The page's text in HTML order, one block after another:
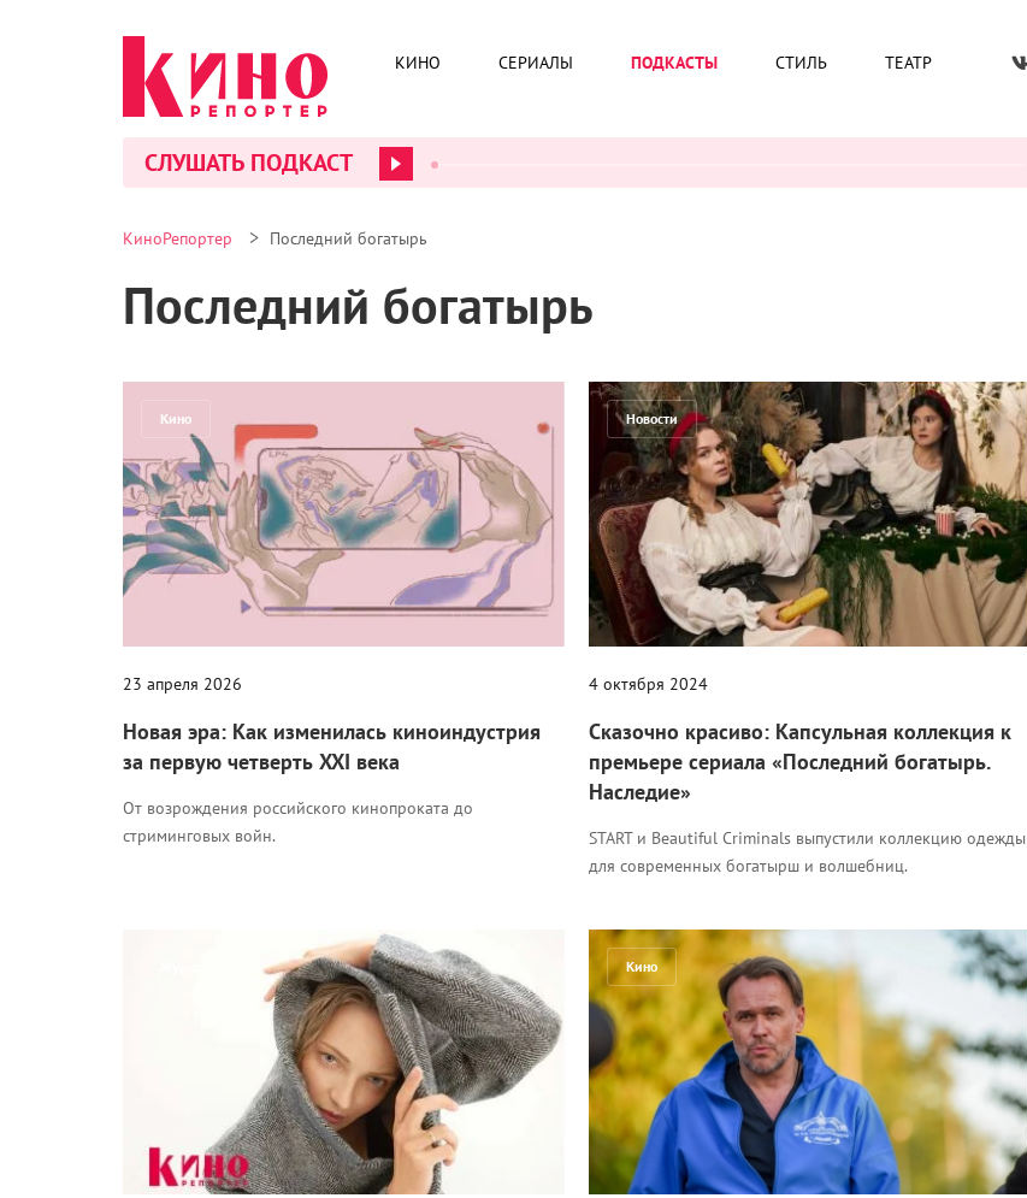
КИНО СЕРИАЛЫ ПОДКАСТЫ СТИЛЬ ТЕАТР
СЛУШАТЬ ПОДКАСТ
КиноРепортер > Последний богатырь
Последний богатырь
Кино
23 апреля 2026
Новая эра: Как изменилась киноиндустрия
за первую четверть XXI века
От возрождения российского кинопроката до
стриминговых войн.
Новости
4 октября 2024
Сказочно красиво: Капсульная коллекция к
премьере сериала «Последний богатырь.
Наследие»
START и Beautiful Criminals выпустили коллекцию одежды
для современных богатырш и волшебниц.
Кино